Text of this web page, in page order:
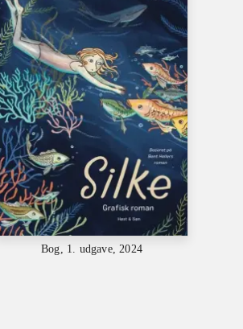
Bog, 1. udgave, 2024